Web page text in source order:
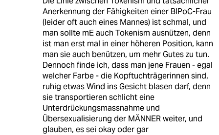
Anerkennung der Fähigkeiten einer BIPoC-Frau
(leider oft auch eines Mannes) ist schmal, und
man sollte mE auch Tokenism ausnützen, denn
ist man erst mal in einer höheren Position, kann
man sie auch benützen, um mehr Gutes zu tun.
Dennoch finde ich, dass man jene Frauen - egal
welcher Farbe - die Kopftuchträgerinnen sind,
ruhig etwas Wind ins Gesicht blasen darf, denn
sie transportieren schlicht eine
Unterdrückungsmassnahme und
Übersexualisierung der MÄNNER weiter, und
glauben, es sei okay oder gar